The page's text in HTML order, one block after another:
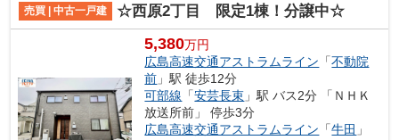
売買 | 中古一戸建 ☆西原2丁目 限定1棟！分譲中☆
5,380万円
広島高速交通アストラムライン 「不動院
前 」駅 徒歩12分
可部線 「安芸長束 」駅 バス2分 「ＮＨＫ
放送所前」 停歩3分
広島高速交通アストラムライン 「牛田 」